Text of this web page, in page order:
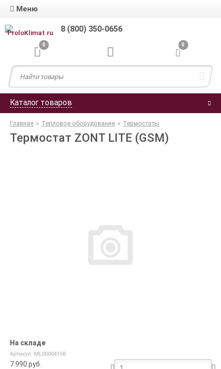
Меню
8 (800) 350-0656
0 0
Каталог товаров
Главная » Тепловое оборудование » Термостаты
Термостат ZONT LITE (GSM)
На складе
Артикул: ML00004158
7 990 руб.